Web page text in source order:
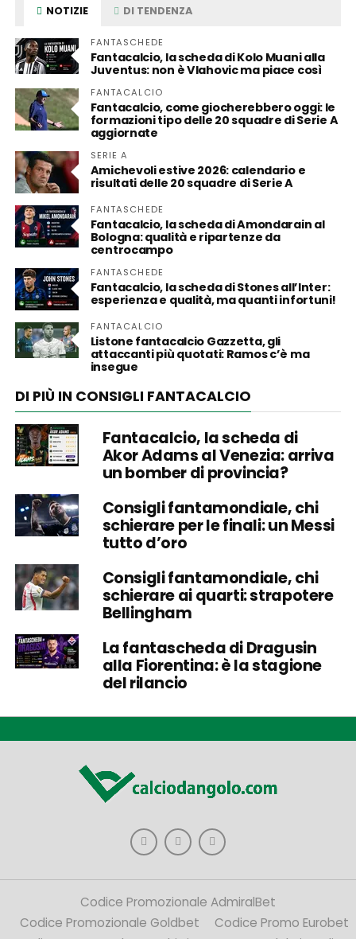
NOTIZIE DI TENDENZA
FANTASCHEDE
Fantacalcio, la scheda di Kolo Muani alla
Juventus: non è Vlahovic ma piace così
FANTACALCIO
Fantacalcio, come giocherebbero oggi: le
formazioni tipo delle 20 squadre di Serie A
aggiornate
SERIE A
Amichevoli estive 2026: calendario e
risultati delle 20 squadre di Serie A
FANTASCHEDE
Fantacalcio, la scheda di Amondarain al
Bologna: qualità e ripartenze da
centrocampo
FANTASCHEDE
Fantacalcio, la scheda di Stones all’Inter:
esperienza e qualità, ma quanti infortuni!
FANTACALCIO
Listone fantacalcio Gazzetta, gli
attaccanti più quotati: Ramos c’è ma
insegue
DI PIÙ IN CONSIGLI FANTACALCIO
Fantacalcio, la scheda di
Akor Adams al Venezia: arriva
un bomber di provincia?
Consigli fantamondiale, chi
schierare per le finali: un Messi
tutto d’oro
Consigli fantamondiale, chi
schierare ai quarti: strapotere
Bellingham
La fantascheda di Dragusin
alla Fiorentina: è la stagione
del rilancio
Codice Promozionale AdmiralBet
Codice Promozionale Goldbet
Codice Promo Eurobet